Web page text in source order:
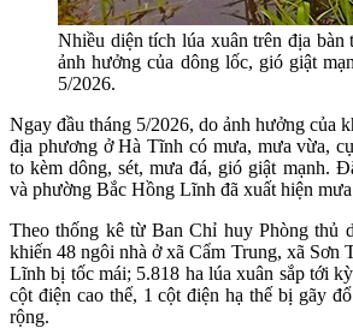
Nhiều diện tích lúa xuân trên địa bàn
ảnh hưởng của dông lốc, gió giật
5/2026.
Ngay đầu tháng 5/2026, do ảnh hưởng của
địa phương ở Hà Tĩnh có mưa, mưa vừa,
to kèm dông, sét, mưa đá, gió giật mạnh.
và phường Bắc Hồng Lĩnh đã xuất hiện mưa
Theo thống kê từ Ban Chỉ huy Phòng thủ
khiến 48 ngôi nhà ở xã Cẩm Trung, xã Sơn
Lĩnh bị tốc mái; 5.818 ha lúa xuân sắp tới
cột điện cao thế, 1 cột điện hạ thế bị gãy
rộng.